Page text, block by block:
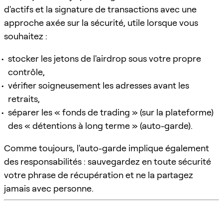
d'actifs et la signature de transactions avec une
approche axée sur la sécurité, utile lorsque vous
souhaitez :
stocker les jetons de l'airdrop sous votre propre
contrôle,
vérifier soigneusement les adresses avant les
retraits,
séparer les « fonds de trading » (sur la plateforme)
des « détentions à long terme » (auto-garde).
Comme toujours, l'auto-garde implique également
des responsabilités : sauvegardez en toute sécurité
votre phrase de récupération et ne la partagez
jamais avec personne.